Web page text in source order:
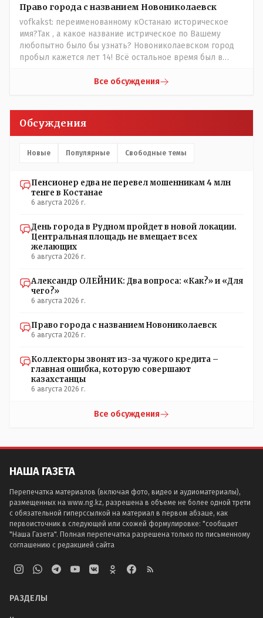
пофигистский, в генах и в крови уважение и почтение к
старшим ( под старшим надо понимать - по возрасту, по
социальному положению, по богатству, по родословной
и так далее) передающиее с молоком матери. Не зря же
принято: - старший род из Младшего Жуза подчиняется
и уважает младший род из Среднего Жуза, и старший
род из Среднего Жуза так же поступает по отношению к
младшему роду из Старшего Жуза. Этого сейчас не
подсознательном уровне - это сидит. Так что пока будет
так.
Право города с названием Новониколаевск
vofkakst: переименованному кОстанаю историческое
имя?Так , а какое название истрическое по Вашему
любопытно было бы узнать? Новониколаевском город
пробыл кажется лет 14! Всё остальное время был в
Костанай. Что не так? При чём здесь ономасты? Был
историческое?
Все обсуждения
Обсуждения
Новые Популярные Свободные темы
Пенсионер едва не перевел мошенникам 4 млн
тенге в Костанае
6 августа 2026 г.
День города в Рудном пройдет в новой локации.
Центральная площадь не вмещает всех
желающих
6 августа 2026 г.
Александр ОЛЕЙНИК: Два вопроса: «Как?» и «Для
чего?»
6 августа 2026 г.
Право города с названием Новониколаевск
6 августа 2026 г.
Коллекторы звонят из-за чужого кредита –
главная ошибка, которую совершают
казахстанцы
6 августа 2026 г.
Все обсуждения
НАША ГАЗЕТА
Перепечатка материалов (включая фото, видео и аудиоматериалы),
размещенных на www.ng.kz, разрешена в объеме не более одной трети
с обязательной гиперссылкой на материал в первом абзаце, как
первоисточник в следующей или схожей формулировке: "сообщает
"Наша Газета". Полная перепечатка разрешена только по письменному
соглашению с редакцией сайта
РАЗДЕЛЫ